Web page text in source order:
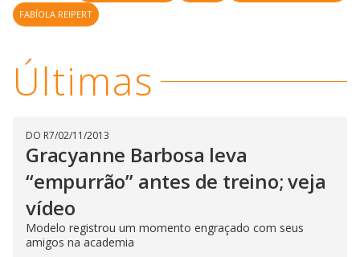
i
d
e
M
u
FABÍOLA REIPERT
Últimas
DO R7/02/11/2013
Gracyanne Barbosa leva
“empurrão” antes de treino; veja
vídeo
Modelo registrou um momento engraçado com seus
amigos na academia